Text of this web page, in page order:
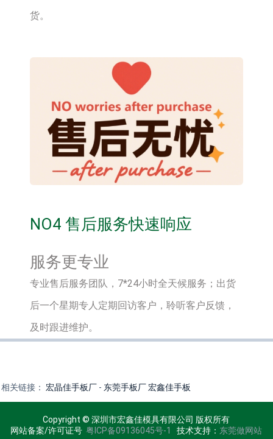
货。
NO4 售后服务快速响应
服务更专业
专业售后服务团队，7*24小时全天候服务；出货
后一个星期专人定期回访客户，聆听客户反馈，
及时跟进维护。
相关链接： 宏晶佳手板厂 - 东莞手板厂 宏鑫佳手板
Copyright © 深圳市宏鑫佳模具有限公司 版权所有
网站备案/许可证号粤ICP备09136045号-1 技术支持： 东莞做网站